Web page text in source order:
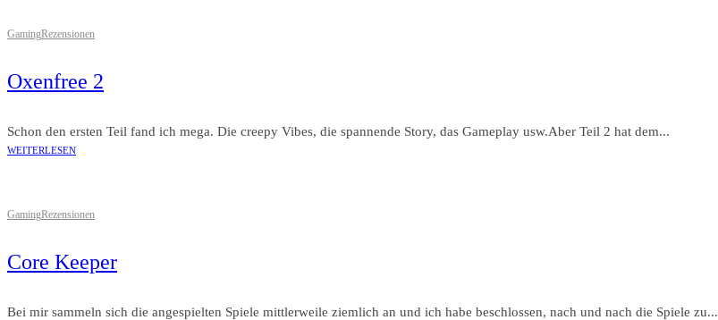
GamingRezensionen
Oxenfree 2
Schon den ersten Teil fand ich mega. Die creepy Vibes, die spannende Story, das Gameplay usw.Aber Teil 2 hat dem...
WEITERLESEN
GamingRezensionen
Core Keeper
Bei mir sammeln sich die angespielten Spiele mittlerweile ziemlich an und ich habe beschlossen, nach und nach die Spiele zu...